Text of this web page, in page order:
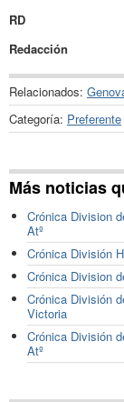
RD
Redacción
Relacionados:
Categoría: Preferente
Más noticias
Crónica Division
Atº
Crónica División
Crónica Division
Crónica División
Victoria
Crónica División
Atº